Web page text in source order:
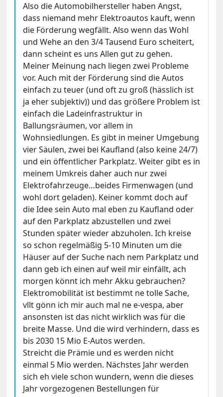
Also die Automobilhersteller haben Angst,
dass niemand mehr Elektroautos kauft, wenn
die Förderung wegfällt. Also wenn das Wohl
und Wehe an den 3/4 Tausend Euro scheitert,
dann scheint es uns Allen gut zu gehen.
Meiner Meinung nach liegen zwei Probleme
vor. Auch mit der Förderung sind die Autos
einfach zu teuer (und oft zu groß (hässlich ist
ja eher subjektiv)) und das größere Problem ist
einfach die Ladeinfrastruktur in
Ballungsräumen, vor allem in
Wohnsiedlungen. Es gibt in meiner Umgebung
vier Säulen, zwei bei Kaufland (also keine 24/7)
und ein öffentlicher Parkplatz. Weiter gibt es in
meinem Umkreis daher auch nur zwei
Elektrofahrzeuge…beides Firmenwagen (und
wohl dort geladen). Keiner kommt doch auf
die Idee sein Auto mal eben zu Kaufland oder
auf den Parkplatz abzustellen und zwei
Stunden später wieder abzuholen. Ich kreise
so schon regelmäßig 5-10 Minuten um die
Häuser auf der Suche nach nem Parkplatz und
dann geb ich einen auf weil mir einfällt, ach
morgen könnt ich mehr Akku gebrauchen?
Elektromobilität ist bestimmt ne tolle Sache,
vllt gönn ich mir auch mal ne e-vespa, aber
ansonsten ist das nicht wirklich was für die
breite Masse. Und die wird verhindern, dass es
bis 2030 15 Mio E-Autos werden.
Streicht die Prämie und es werden nicht
einmal 5 Mio werden. Nächstes Jahr werden
sich eh viele schon wundern, wenn die dieses
Jahr vorgezogenen Bestellungen für